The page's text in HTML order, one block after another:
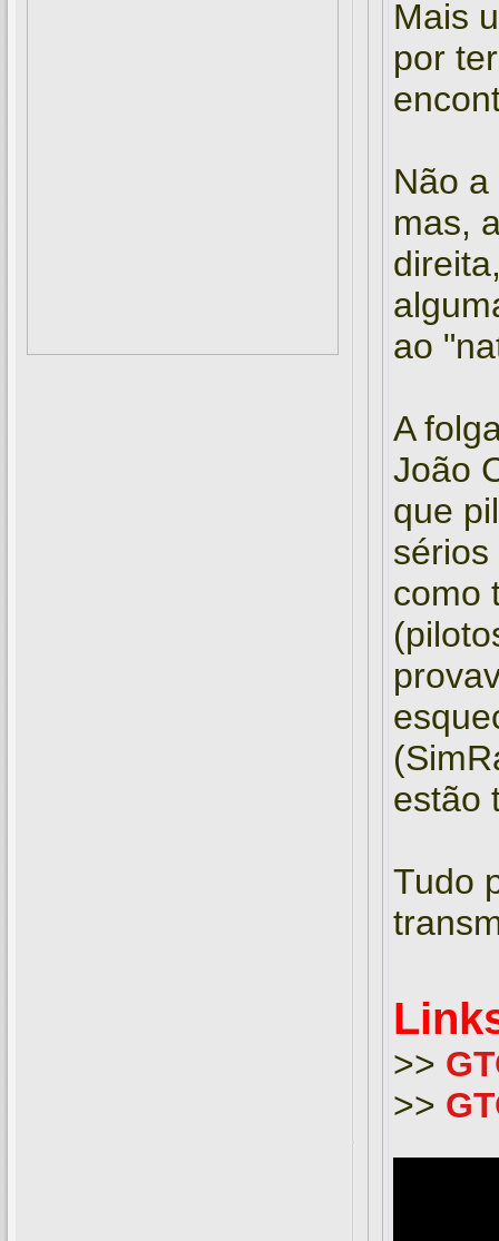
Mais
por
Não
mas,
ao
A
João
que
como
estão
Tudo
>>
>>